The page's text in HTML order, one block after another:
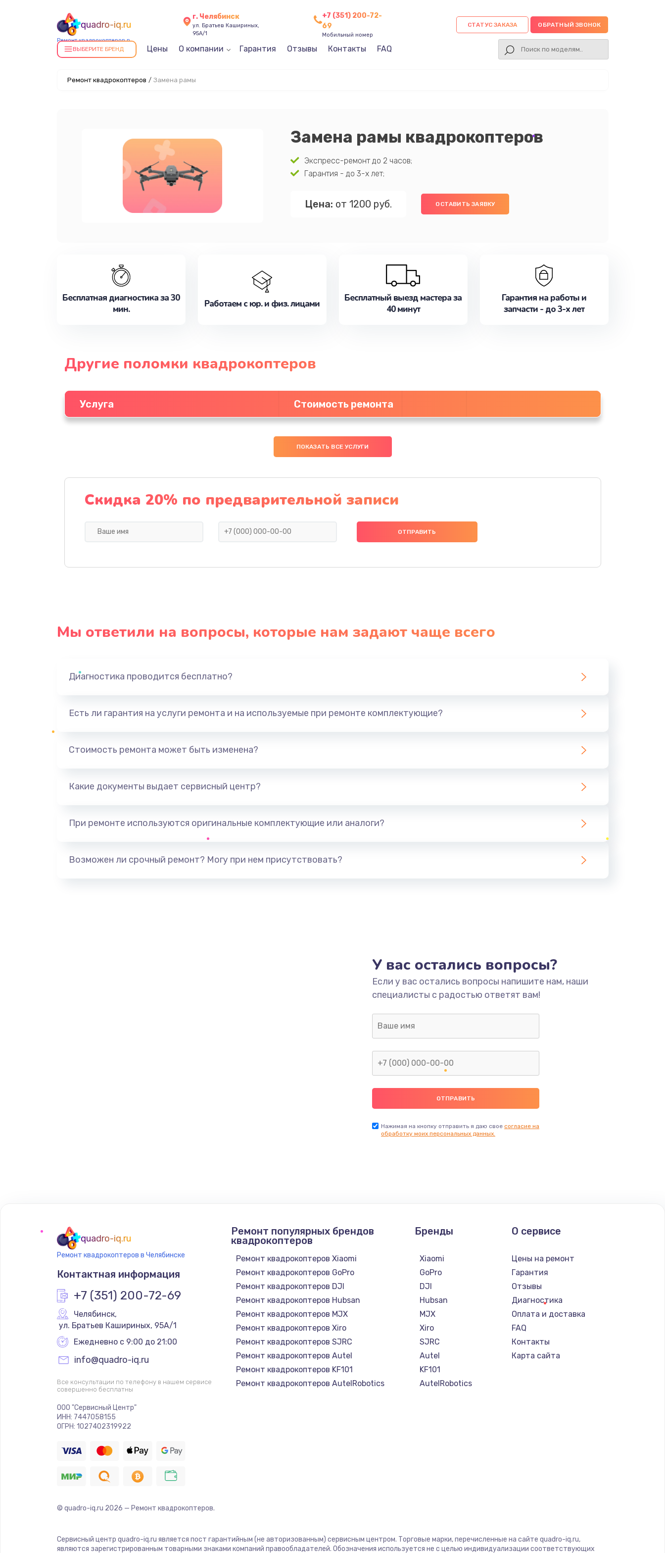
quadro-iq.ru
Ремонт квадрокоптеров в
Челябинске
г. Челябинск
ул. Братьев Кашириных,
95А/1
+7 (351) 200-72-
69
Мобильный номер
СТАТУС ЗАКАЗА ОБРАТНЫЙ ЗВОНОК
ВЫБЕРИТЕ БРЕНД Цены О компании Гарантия Отзывы Контакты FAQ
Ремонт квадрокоптеров / Замена рамы
Замена рамы квадрокоптеров
Экспресс-ремонт до 2 часов;
Гарантия - до 3-х лет;
Цена: от 1200 руб. ОСТАВИТЬ ЗАЯВКУ
Бесплатная диагностика за 30
мин.
Работаем с юр. и физ. лицами
Бесплатный выезд мастера за
40 минут
Гарантия на работы и
запчасти - до 3-х лет
Другие поломки квадрокоптеров
Услуга Стоимость ремонта
ПОКАЗАТЬ ВСЕ УСЛУГИ
Скидка 20% по предварительной записи
Мы ответили на вопросы, которые нам задают чаще всего
Диагностика проводится бесплатно?
Есть ли гарантия на услуги ремонта и на используемые при ремонте комплектующие?
Стоимость ремонта может быть изменена?
Какие документы выдает сервисный центр?
При ремонте используются оригинальные комплектующие или аналоги?
Возможен ли срочный ремонт? Могу при нем присутствовать?
У вас остались вопросы?
Если у вас остались вопросы напишите нам, наши
специалисты с радостью ответят вам!
Нажимая на кнопку отправить я даю свое согласие на
обработку моих персональных данных.
quadro-iq.ru
Ремонт квадрокоптеров в Челябинске
Контактная информация
+7 (351) 200-72-69
Челябинск,
ул. Братьев Кашириных, 95А/1
Ежедневно с 9:00 до 21:00
info@quadro-iq.ru
Все консультации по телефону в нашем сервисе
совершенно бесплатны
ООО "Сервисный Центр"
ИНН: 7447058155
ОГРН: 1027402319922
Ремонт популярных брендов
квадрокоптеров
Ремонт квадрокоптеров Xiaomi
Ремонт квадрокоптеров GoPro
Ремонт квадрокоптеров DJI
Ремонт квадрокоптеров Hubsan
Ремонт квадрокоптеров MJX
Ремонт квадрокоптеров Xiro
Ремонт квадрокоптеров SJRC
Ремонт квадрокоптеров Autel
Ремонт квадрокоптеров KF101
Ремонт квадрокоптеров AutelRobotics
Бренды
Xiaomi
GoPro
DJI
Hubsan
MJX
Xiro
SJRC
Autel
KF101
AutelRobotics
О сервисе
Цены на ремонт
Гарантия
Отзывы
Диагностика
Оплата и доставка
FAQ
Контакты
Карта сайта
© quadro-iq.ru 2026 — Ремонт квадрокоптеров.
Сервисный центр quadro-iq.ru является пост гарантийным (не авторизованным) сервисным центром. Торговые марки, перечисленные на сайте quadro-iq.ru,
являются зарегистрированным товарными знаками компаний правообладателей. Обозначения используется не с целью индивидуализации соответствующих